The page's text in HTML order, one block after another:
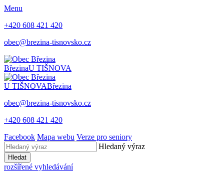
Menu
+420 608 421 420
obec@brezina-tisnovsko.cz
BřezinaU TIŠNOVA
U TIŠNOVABřezina
obec@brezina-tisnovsko.cz
+420 608 421 420
Facebook Mapa webu Verze pro seniory
Hledaný výraz
Hledat
rozšířené vyhledávání